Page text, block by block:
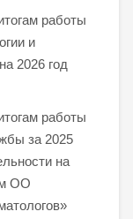
работы
и
2026 год
работы
за 2025
на
ОО